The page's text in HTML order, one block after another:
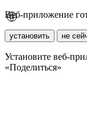
Веб-приложение
установить не
Установите веб-
«Поделиться»